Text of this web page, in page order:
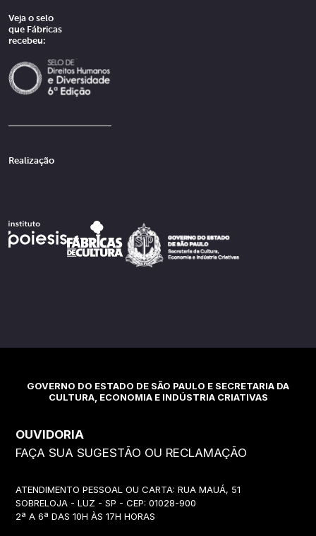
Veja o selo
que Fábricas
recebeu:
Realização
GOVERNO DO ESTADO DE SÃO PAULO E SECRETARIA DA
CULTURA, ECONOMIA E INDÚSTRIA CRIATIVAS
OUVIDORIA
FAÇA SUA SUGESTÃO OU RECLAMAÇÃO
ATENDIMENTO PESSOAL OU CARTA: RUA MAUÁ, 51
SOBRELOJA - LUZ - SP - CEP: 01028-900
2ª A 6ª DAS 10H ÀS 17H HORAS